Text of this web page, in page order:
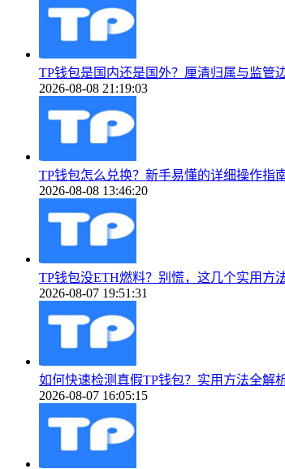
TP钱包是国内还是国外？厘清归属与监管
2026-08-08 21:19:03
TP钱包怎么兑换？新手易懂的详细操作指
2026-08-08 13:46:20
TP钱包没ETH燃料？别慌，这几个实用方
2026-08-07 19:51:31
如何快速检测真假TP钱包？实用方法全解
2026-08-07 16:05:15